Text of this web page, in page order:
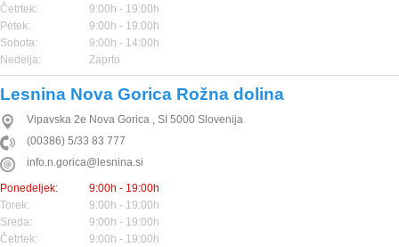
Četrtek:
9:00h - 19:00h
Petek:
9:00h - 19:00h
Sobota:
9:00h - 14:00h
Nedelja:
Zaprto
Lesnina Nova Gorica Rožna dolina
Vipavska 2e Nova Gorica , SI 5000 Slovenija
(00386) 5/33 83 777
info.n.gorica@lesnina.si
Ponedeljek:
9:00h - 19:00h
Torek:
9:00h - 19:00h
Sreda:
9:00h - 19:00h
Četrtek:
9:00h - 19:00h